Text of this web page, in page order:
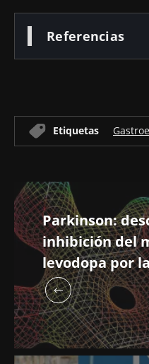
Referencias
Etiquetas
Parkinson:
inhibición del
levodopa por
intestinales